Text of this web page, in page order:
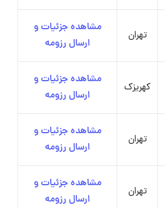
تهران
مشاهده جزئیات و
ارسال رزومه
کهریزک
مشاهده جزئیات و
ارسال رزومه
تهران
مشاهده جزئیات و
ارسال رزومه
تهران
مشاهده جزئیات و
ارسال رزومه